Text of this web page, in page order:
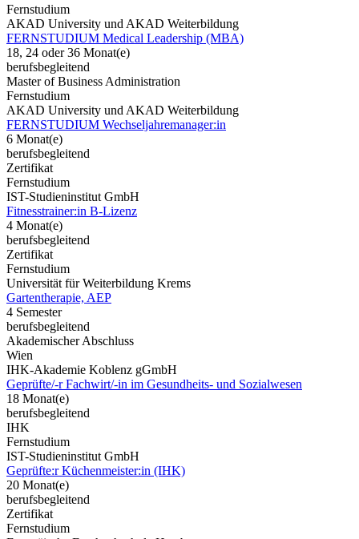
Fernstudium
AKAD University und AKAD Weiterbildung
FERNSTUDIUM Medical Leadership (MBA)
18, 24 oder 36 Monat(e)
berufsbegleitend
Master of Business Administration
Fernstudium
AKAD University und AKAD Weiterbildung
FERNSTUDIUM Wechseljahremanager:in
6 Monat(e)
berufsbegleitend
Zertifikat
Fernstudium
IST-Studieninstitut GmbH
Fitnesstrainer:in B-Lizenz
4 Monat(e)
berufsbegleitend
Zertifikat
Fernstudium
Universität für Weiterbildung Krems
Gartentherapie, AEP
4 Semester
berufsbegleitend
Akademischer Abschluss
Wien
IHK-Akademie Koblenz gGmbH
Geprüfte/-r Fachwirt/-in im Gesundheits- und Sozialwesen
18 Monat(e)
berufsbegleitend
IHK
Fernstudium
IST-Studieninstitut GmbH
Geprüfte:r Küchenmeister:in (IHK)
20 Monat(e)
berufsbegleitend
Zertifikat
Fernstudium